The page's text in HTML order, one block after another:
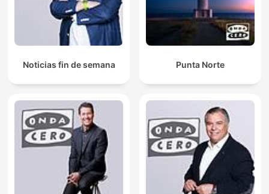
Noticias fin de semana Punta Norte